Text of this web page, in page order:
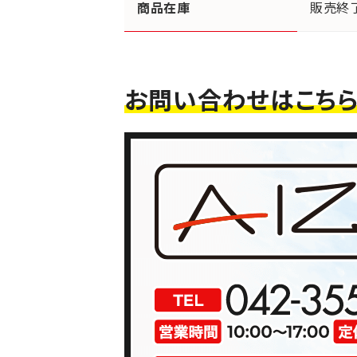
商品在庫 販売終
お問い合わせはこち